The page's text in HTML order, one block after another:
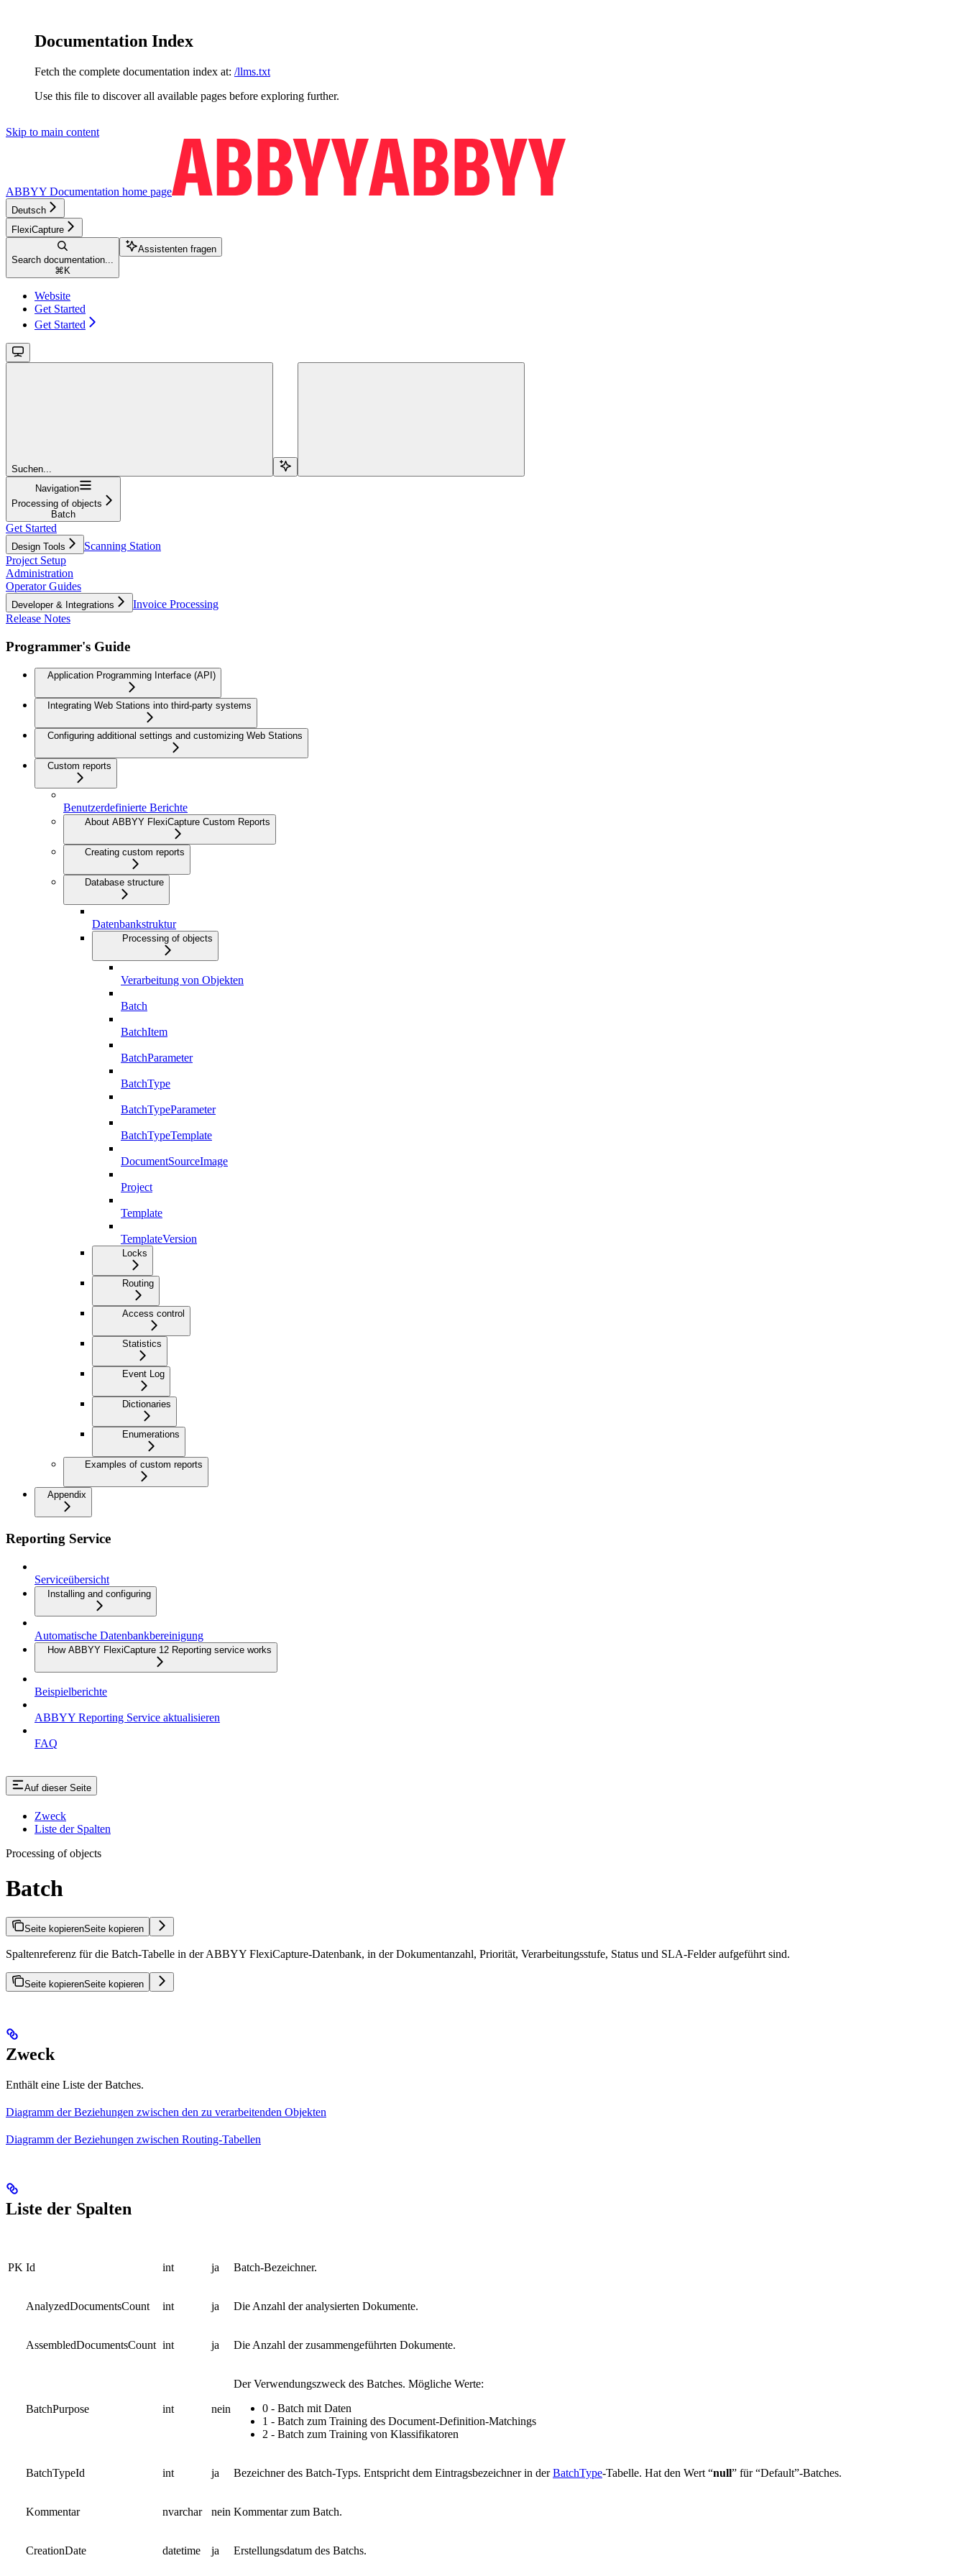
Documentation Index
Fetch the complete documentation index at: /llms.txt
Use this file to discover all available pages before exploring further.
Skip to main content
ABBYY Documentation home page
Deutsch
FlexiCapture
Search documentation...
⌘ K
Assistenten fragen
Website
Get Started
Get Started
Suchen...
Navigation
Processing of objects
Batch
Get Started
Design Tools
Scanning Station
Project Setup
Administration
Operator Guides
Developer & Integrations
Invoice Processing
Release Notes
Programmer's Guide
Application Programming Interface (API)
Integrating Web Stations into third-party systems
Configuring additional settings and customizing Web Stations
Custom reports
Benutzerdefinierte Berichte
About ABBYY FlexiCapture Custom Reports
Creating custom reports
Database structure
Datenbankstruktur
Processing of objects
Verarbeitung von Objekten
Batch
BatchItem
BatchParameter
BatchType
BatchTypeParameter
BatchTypeTemplate
DocumentSourceImage
Project
Template
TemplateVersion
Locks
Routing
Access control
Statistics
Event Log
Dictionaries
Enumerations
Examples of custom reports
Appendix
Reporting Service
Serviceübersicht
Installing and configuring
Automatische Datenbankbereinigung
How ABBYY FlexiCapture 12 Reporting service works
Beispielberichte
ABBYY Reporting Service aktualisieren
FAQ
Auf dieser Seite
Zweck
Liste der Spalten
Processing of objects
Batch
Seite kopierenSeite kopieren
Spaltenreferenz für die Batch-Tabelle in der ABBYY FlexiCapture-Datenbank, in der Dokumentanzahl, Priorität, Verarbeitungsstufe, Status und SLA-Felder aufgeführt sind.
Seite kopierenSeite kopieren
Zweck
Enthält eine Liste der Batches.
Diagramm der Beziehungen zwischen den zu verarbeitenden Objekten
Diagramm der Beziehungen zwischen Routing-Tabellen
Liste der Spalten
PK Id int ja Batch-Bezeichner.
AnalyzedDocumentsCount int ja Die Anzahl der analysierten Dokumente.
AssembledDocumentsCount int ja Die Anzahl der zusammengeführten Dokumente.
BatchPurpose int nein
Der Verwendungszweck des Batches. Mögliche Werte:
0 - Batch mit Daten
1 - Batch zum Training des Document-Definition-Matchings
2 - Batch zum Training von Klassifikatoren
BatchTypeId int ja Bezeichner des Batch-Typs. Entspricht dem Eintragsbezeichner in derBatchType-Tabelle. Hat den Wert “null” für “Default”-Batches.
Kommentar nvarchar nein Kommentar zum Batch.
CreationDate datetime ja Erstellungsdatum des Batchs.